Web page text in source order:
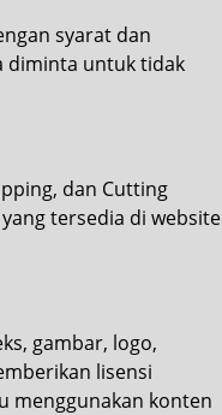
syarat dan
diminta untuk tidak
dan Cutting
tersedia di website
gambar, logo,
lisensi
menggunakan konten